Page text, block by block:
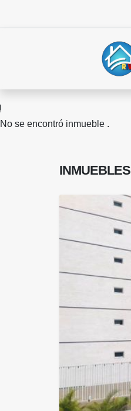
No se encontró inmueble .
INMUEBLES